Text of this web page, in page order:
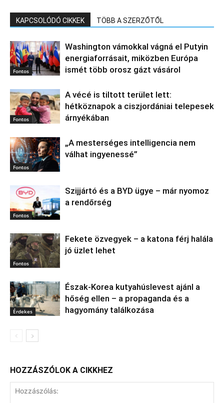
KAPCSOLÓDÓ CIKKEK TÖBB A SZERZŐTŐL
Fontos
Washington vámokkal vágná el Putyin
energiaforrásait, miközben Európa
ismét több orosz gázt vásárol
Fontos
A vécé is tiltott terület lett:
hétköznapok a ciszjordániai telepesek
árnyékában
Fontos
„A mesterséges intelligencia nem
válhat ingyenessé”
Fontos
Szijjártó és a BYD ügye – már nyomoz
a rendőrség
Fontos
Fekete özvegyek – a katona férj halála
jó üzlet lehet
Érdekes
Észak‑Korea kutyahúslevest ajánl a
hőség ellen – a propaganda és a
hagyomány találkozása
HOZZÁSZÓLOK A CIKKHEZ